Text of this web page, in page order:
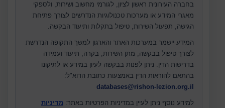
בחברה העירונית ראשון לציון, לגורמי מחשוב ושירות, ולספקי
מאגרי המידע או מערכות טכנולוגיות הנדרשים לצורך פתיחת
הגישה, תפעול השירות, טיפול בתקלות ותיעוד הבקשה.
המידע יישמר במערכות האתר והארגון למשך התקופה הנדרשת
לצורך טיפול בבקשה, מתן השירות, בקרה, תיעוד ועמידה
בדרישות הדין. ניתן לפנות בבקשה לעיון במידע או לתיקונו
בהתאם להוראות הדין באמצעות כתובת הדוא"ל:
databases@rishon-lezion.org.il
למידע נוסף ניתן לעיין במדיניות הפרטיות באתר: מדיניות